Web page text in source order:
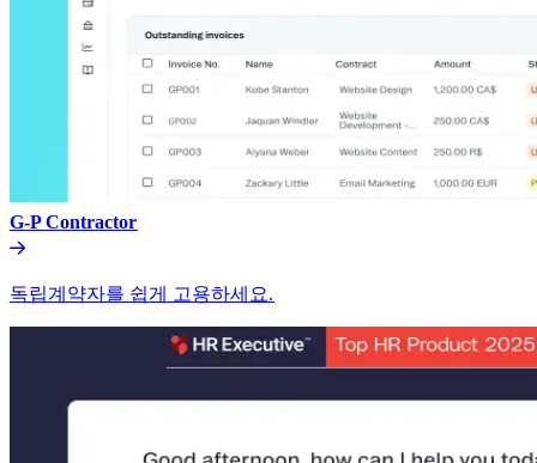
G-P Contractor​​
독립계약자를 쉽게 고용하세요.​​